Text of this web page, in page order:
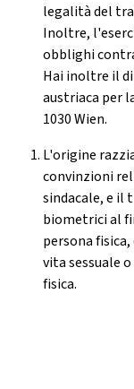
legalità del
Inoltre,
obblighi
Hai inoltre il
austriaca per
1030 Wien.
L'origine
convinzioni
sindacale, e
biometrici al
persona
vita sessuale
fisica.